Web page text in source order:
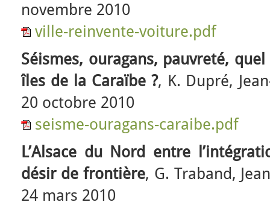
novembre 2010
ville-reinvente-voiture.pdf
Séismes, ouragans, pauvreté,
îles de la Caraïbe ?, K. Dupré,
20 octobre 2010
seisme-ouragans-caraibe.pdf
L’Alsace du Nord entre
désir de frontière, G. Traband,
24 mars 2010